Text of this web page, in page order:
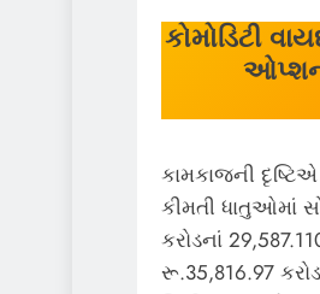
કોમોડિટી
કામકાજની
કીમતી ધાતુઓમાં
કરોડનાં
રૂ.35,816.97